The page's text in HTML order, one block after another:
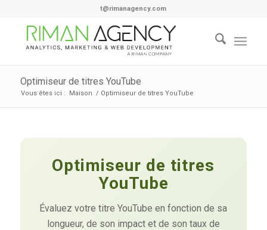
t@rimanagency.com
Optimiseur de titres YouTube
Vous êtes ici : Maison / Optimiseur de titres YouTube
Optimiseur de titres
YouTube
Évaluez votre titre YouTube en fonction de sa
longueur, de son impact et de son taux de